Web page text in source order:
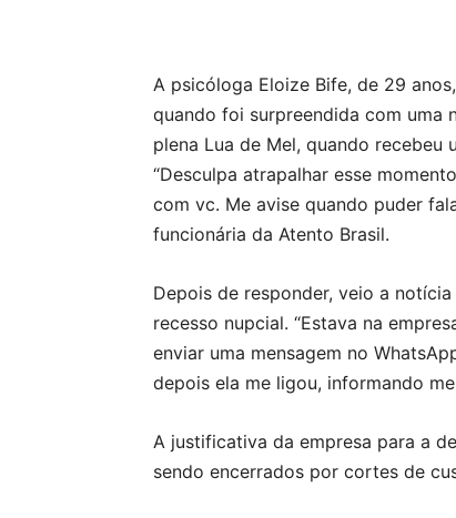
A psicóloga Eloize Bife, de 29
quando foi surpreendida com uma
plena Lua de Mel, quando recebeu
“Desculpa atrapalhar esse
com vc. Me avise quando puder
funcionária da Atento Brasil.
Depois de responder, veio a
recesso nupcial. “Estava na
enviar uma mensagem no
depois ela me ligou, informando
A justificativa da empresa para a
sendo encerrados por cortes de